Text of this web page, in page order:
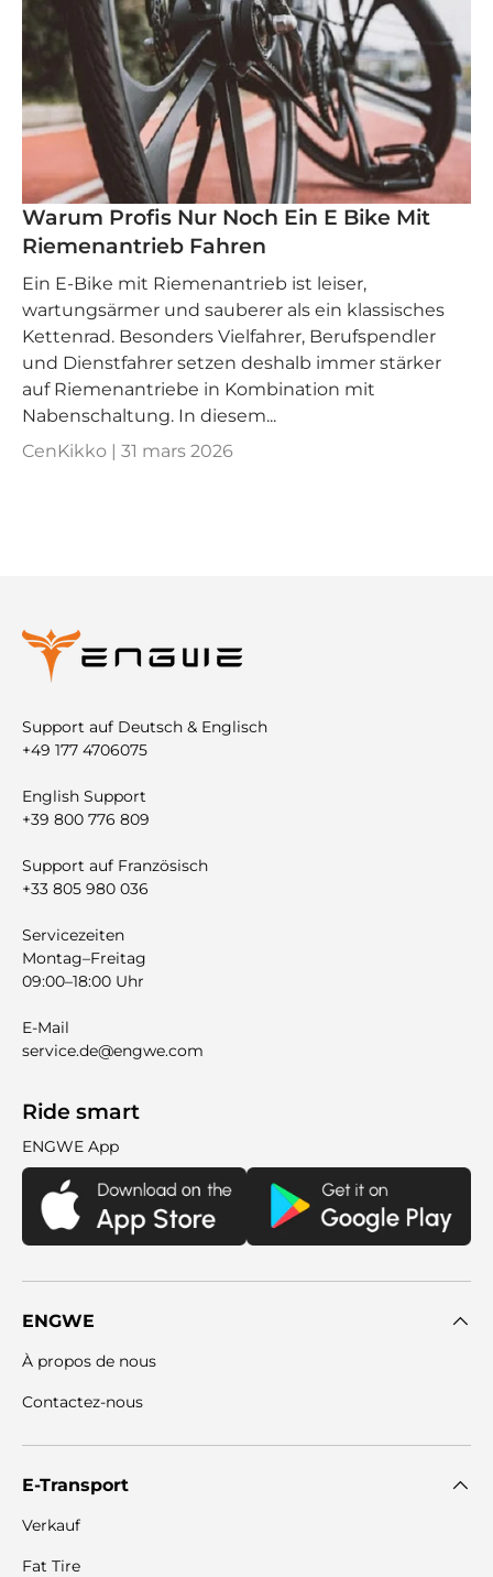
Warum Profis Nur Noch Ein E Bike Mit
Riemenantrieb Fahren
Ein E‑Bike mit Riemenantrieb ist leiser,
wartungsärmer und sauberer als ein klassisches
Kettenrad. Besonders Vielfahrer, Berufspendler
und Dienstfahrer setzen deshalb immer stärker
auf Riemenantriebe in Kombination mit
Nabenschaltung. In diesem...
CenKikko | 31 mars 2026
Support auf Deutsch & Englisch
+49 177 4706075
English Support
+39 800 776 809
Support auf Französisch
+33 805 980 036
Servicezeiten
Montag–Freitag
09:00–18:00 Uhr
E-Mail
service.de@engwe.com
Ride smart
ENGWE App
ENGWE
À propos de nous
Contactez-nous
E-Transport
Verkauf
Fat Tire